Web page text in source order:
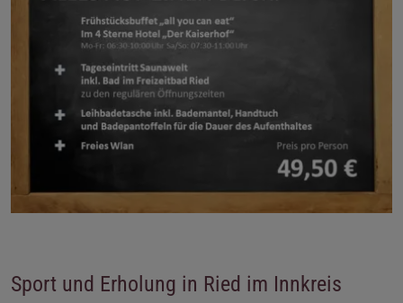
Sport und Erholung in Ried im Innkreis